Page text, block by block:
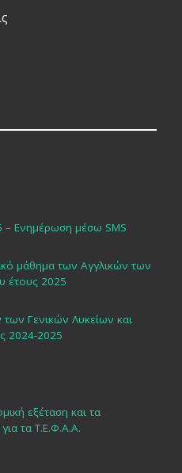
– Ενημέρωση μέσω SMS
μάθημα των Αγγλικών των
έτους 2025
Γενικών Λυκείων και
2024-2025
εξέταση και τα
τα Τ.Ε.Φ.Α.Α.